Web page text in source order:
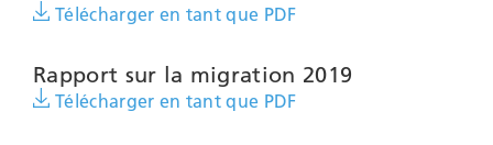
Télécharger en tant que PDF
Rapport sur la migration 2019
Télécharger en tant que PDF